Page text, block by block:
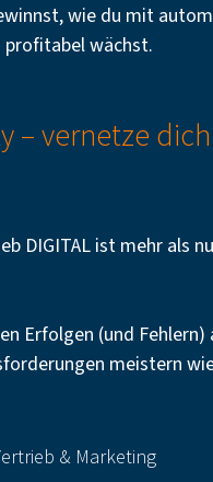
wie du mit
wächst.
– vernetze
DIGITAL ist mehr als
Erfolgen (und
meistern
& Marketing